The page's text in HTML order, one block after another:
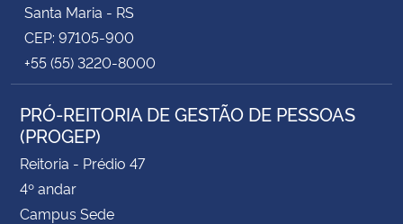
Santa Maria - RS
CEP: 97105-900
+55 (55) 3220-8000
PRÓ-REITORIA DE GESTÃO DE PESSOAS
(PROGEP)
Reitoria - Prédio 47
4º andar
Campus Sede